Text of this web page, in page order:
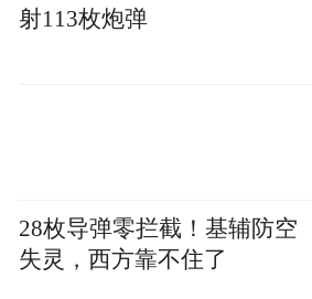
射113枚炮弹
28枚导弹零拦截！基辅防空
失灵，西方靠不住了